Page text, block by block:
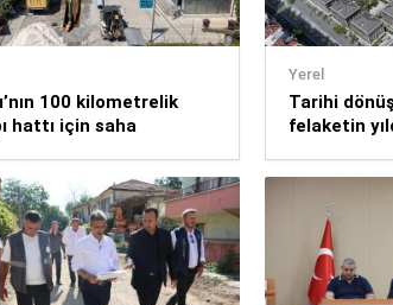
100 kilometrelik
hattı için saha
Yerel
Tarihi
felaketin